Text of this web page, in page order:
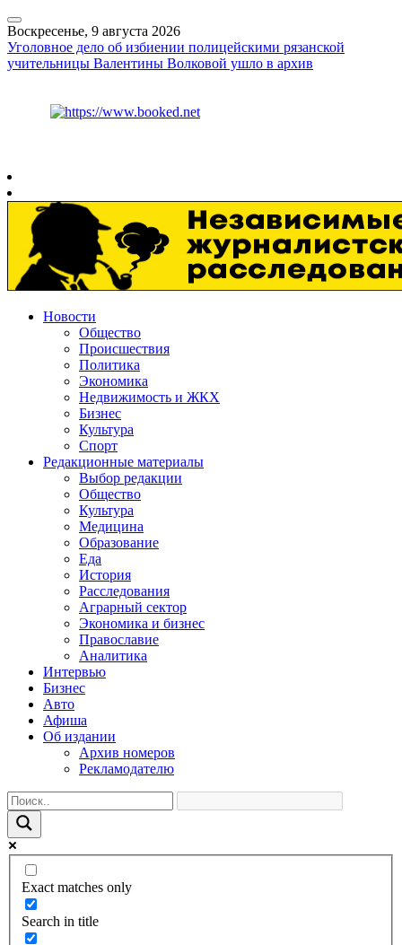
Воскресенье, 9 августа 2026
Уголовное дело об избиении полицейскими рязанской
учительницы Валентины Волковой ушло в архив
Новости
Общество
Происшествия
Политика
Экономика
Недвижимость и ЖКХ
Бизнес
Культура
Спорт
Редакционные материалы
Выбор редакции
Общество
Культура
Медицина
Образование
Еда
История
Расследования
Аграрный сектор
Экономика и бизнес
Православие
Аналитика
Интервью
Бизнес
Авто
Афиша
Об издании
Архив номеров
Рекламодателю
Exact matches only
Search in title